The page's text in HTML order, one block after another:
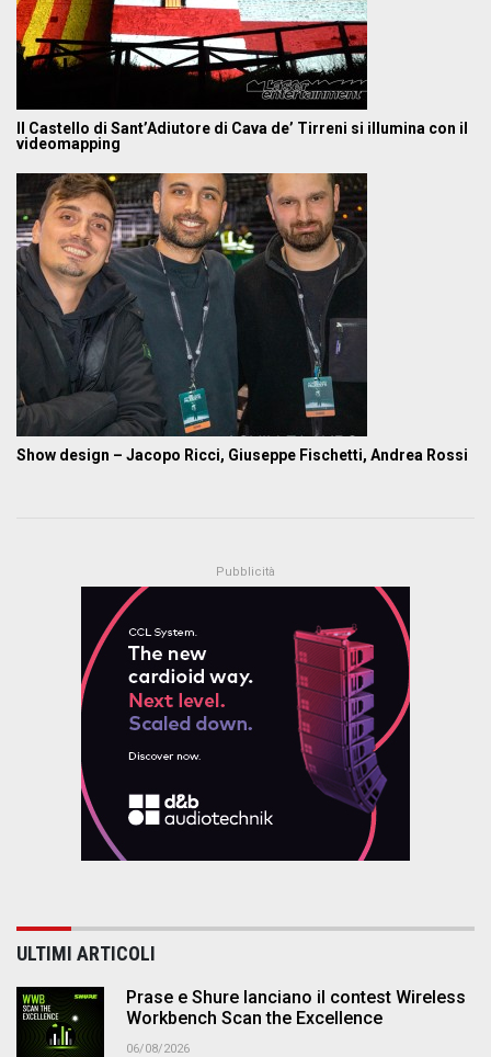
Il Castello di Sant’Adiutore di Cava de’ Tirreni si illumina con il
videomapping
Show design – Jacopo Ricci, Giuseppe Fischetti, Andrea Rossi
ULTIMI ARTICOLI
Prase e Shure lanciano il contest Wireless
Workbench Scan the Excellence
06/08/2026